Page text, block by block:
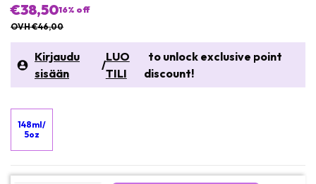
€38,5016% off
OVH €46,00
Kirjaudu
sisään
/
LUO
TILI
to unlock exclusive point
discount!
148ml/
5oz